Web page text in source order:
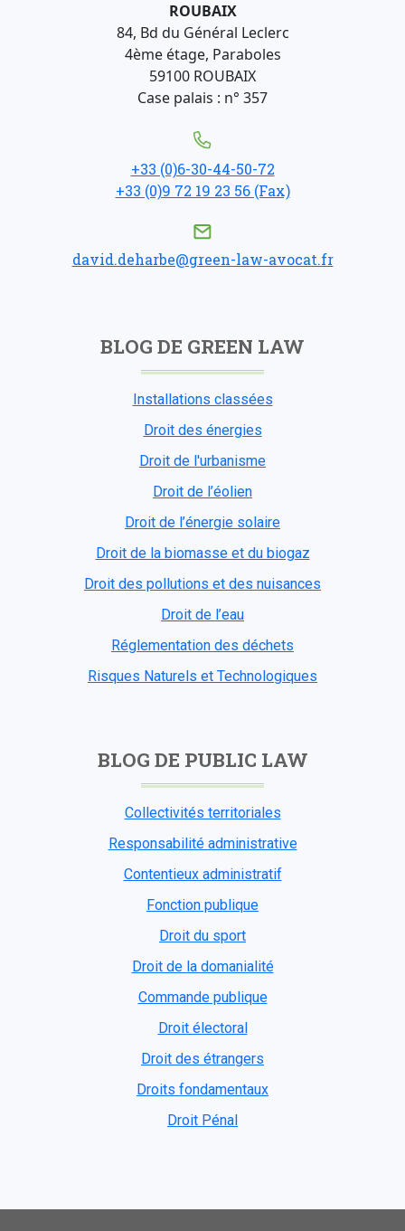
ROUBAIX
84, Bd du Général Leclerc
4ème étage, Paraboles
59100 ROUBAIX
Case palais : n° 357
+33 (0)6-30-44-50-72
+33 (0)9 72 19 23 56 (Fax)
david.deharbe@green-law-avocat.fr
BLOG DE GREEN LAW
Installations classées
Droit des énergies
Droit de l'urbanisme
Droit de l’éolien
Droit de l’énergie solaire
Droit de la biomasse et du biogaz
Droit des pollutions et des nuisances
Droit de l’eau
Réglementation des déchets
Risques Naturels et Technologiques
BLOG DE PUBLIC LAW
Collectivités territoriales
Responsabilité administrative
Contentieux administratif
Fonction publique
Droit du sport
Droit de la domanialité
Commande publique
Droit électoral
Droit des étrangers
Droits fondamentaux
Droit Pénal